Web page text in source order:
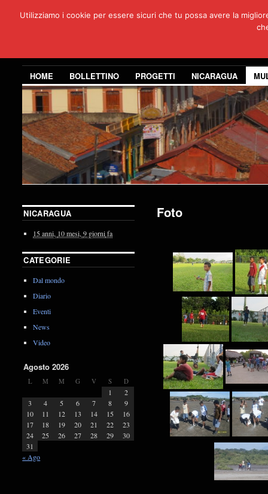
HOME BOLLETTINO PROGETTI NICARAGUA
Foto
NICARAGUA
15 anni, 10 mesi, 9 giornifa
CATEGORIE
Dal mondo
Diario
Eventi
News
Video
Agosto 2026
L M M G V S D
1
2
3
4 5 6 7 8
9
10
11 12 13 14 15
16
17
18 19 20 21 22
23
24
25 26 27 28 29
30
31
« Ago
Utilizziamo i cookie per essere sicuri che tu possa avere la